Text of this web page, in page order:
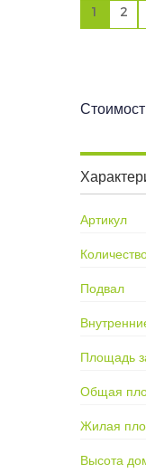
1 2
Артикул
Подвал
Площадь
Общая
Жилая
Высота